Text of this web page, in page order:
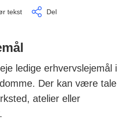
tekst Del
ledige erhvervslejemål i
Der kan være tale
atelier eller